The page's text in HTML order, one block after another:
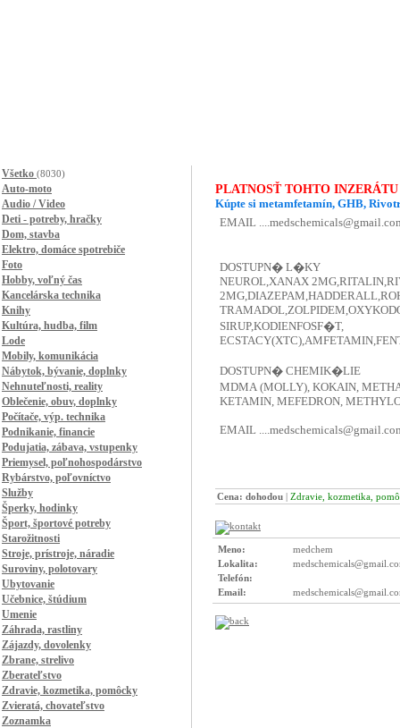
Všetko (8030)
Auto-moto
Audio / Video
Deti - potreby, hračky
Dom, stavba
Elektro, domáce spotrebiče
Foto
Hobby, voľný čas
Kancelárska technika
Knihy
Kultúra, hudba, film
Lode
Mobily, komunikácia
Nábytok, bývanie, doplnky
Nehnuteľnosti, reality
Oblečenie, obuv, doplnky
Počítače, výp. technika
Podnikanie, financie
Podujatia, zábava, vstupenky
Priemysel, poľnohospodárstvo
Rybárstvo, poľovníctvo
Služby
Šperky, hodinky
Šport, športové potreby
Starožitnosti
Stroje, prístroje, náradie
Suroviny, polotovary
Ubytovanie
Učebnice, štúdium
Umenie
Záhrada, rastliny
Zájazdy, dovolenky
Zbrane, strelivo
Zberateľstvo
Zdravie, kozmetika, pomôcky
Zvieratá, chovateľstvo
Zoznamka
PLATNOSŤ TOHTO
Kúpte si metamfetamín, GHB,
Cena: dohodou | Zdravie, kozmetika,
Meno:
medchem
Lokalita:
Telefón:
Email: